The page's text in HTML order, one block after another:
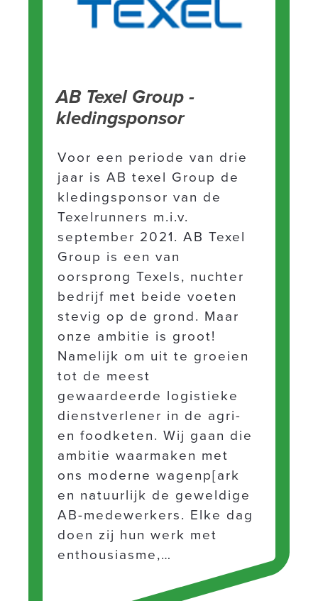
AB Texel Group -
kledingsponsor
Voor een periode van drie
jaar is AB texel Group de
kledingsponsor van de
Texelrunners m.i.v.
september 2021. AB Texel
Group is een van
oorsprong Texels, nuchter
bedrijf met beide voeten
stevig op de grond. Maar
onze ambitie is groot!
Namelijk om uit te groeien
tot de meest
gewaardeerde logistieke
dienstverlener in de agri-
en foodketen. Wij gaan die
ambitie waarmaken met
ons moderne wagenp[ark
en natuurlijk de geweldige
AB-medewerkers. Elke dag
doen zij hun werk met
enthousiasme,…